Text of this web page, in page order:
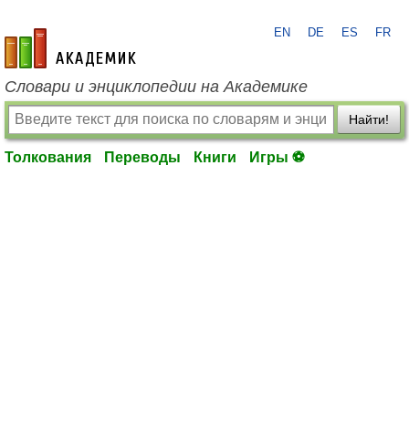
academic.ru
EN DE ES FR
Словари и энциклопедии на Академике
Найти!
Толкования Переводы Книги Игры ⚽